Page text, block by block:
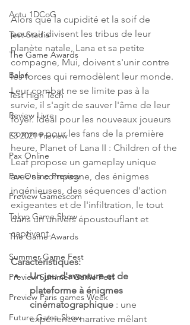
Actu 1DCoG
Test Stadia
The Game Awards
Balan
Test High Tech
Review Livre
E3 2021 Preview
Pax Online
Pax Online Preview
Preview Gamescom
Tokyo Game Show
The Game Awards
Summer Game Fest
Preview Summer Game Fest
Preview Paris games Week
Future Game Show
Alors que la cupidité et la soif de
pouvoir divisent les tribus de leur
planète natale, Lana et sa petite
compagne, Mui, doivent s'unir contre
les forces qui remodèlent leur monde.
Leur combat ne se limite pas à la
survie, il s'agit de sauver l'âme de leur
foyer. Idéal pour les nouveaux joueurs
comme pour les fans de la première
heure, Planet of Lana II : Children of the
Leaf propose un gameplay unique
avec sa compagne, des énigmes
ingénieuses, des séquences d'action
exigeantes et de l'infiltration, le tout
dans un univers époustouflant et
captivant.
Caractéristiques:
Un jeu d'aventure et de
plateforme à énigmes
cinématographique : une
expérience narrative mêlant